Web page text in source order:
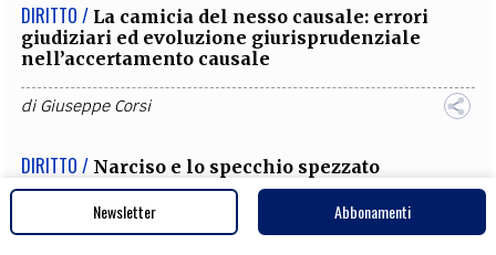
DIRITTO / La camicia del nesso causale: errori
giudiziari ed evoluzione giurisprudenziale
nell’accertamento causale
diGiuseppe Corsi
DIRITTO / Narciso e lo specchio spezzato
Giuseppe Corsi
Newsletter Abbonamenti